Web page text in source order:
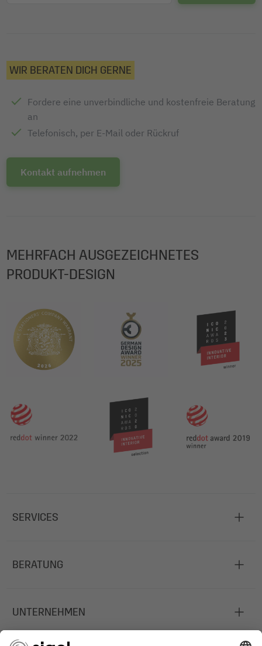
WIR BERATEN DICH GERNE
Fordere eine unverbindliche und kostenfreie Beratung
an
Telefonisch, per E-Mail oder Rückruf
Kontakt aufnehmen
MEHRFACH AUSGEZEICHNETES
PRODUKT-DESIGN
SERVICES
BERATUNG
UNTERNEHMEN